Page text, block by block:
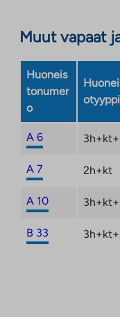
Muut vapaat
Huoneis
tonumer
o
otyyppi
A 6
A 7 2h+kt
A 10
B 33